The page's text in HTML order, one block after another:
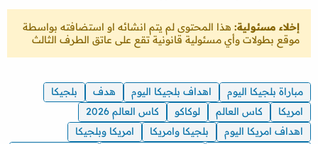
إخلاء مسئولية: هذا المحتوى لم يتم انشائه او استضافته بواسطة
موقع بطولات وأي مسئولية قانونية تقع على عاتق الطرف الثالث
مباراة بلجيكا اليوم اهداف بلجيكا اليوم هدف
بلجيكا
امريكا
كاس العالم لوكاكو
كاس العالم 2026
اهداف امريكا اليوم
بلجيكا وامريكا
امريكا وبلجيكا